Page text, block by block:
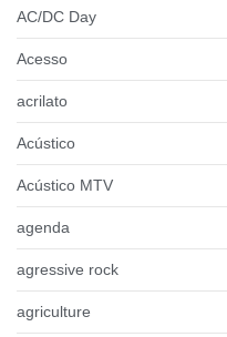
AC/DC Day
Acesso
acrilato
Acústico
Acústico MTV
agenda
agressive rock
agriculture